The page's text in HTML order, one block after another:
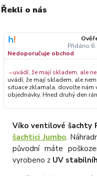
Řekli o nás
Přidáno
Nedoporučuje obchod
−uvádí, že mají skladem, ale
uvádí, že mají skladem, ale nemají Dobrý den, mrzí nás, že
situace zklamala, dovolte nám
objednávky. Hned druhý den ráno jsme Vás telefonicky kontaktovali,
prověřovali jeho dostupnost
všem jsme Vás obratem
Zakládáme si na férovém a
přes naši okamžitou reakci,
obchod nedoporučujete. Věříme, že nám v budoucnu dáte příležitost
Víko ventilové šachty
šachtici Jumbo.
původní máte
vyrobeno z UV